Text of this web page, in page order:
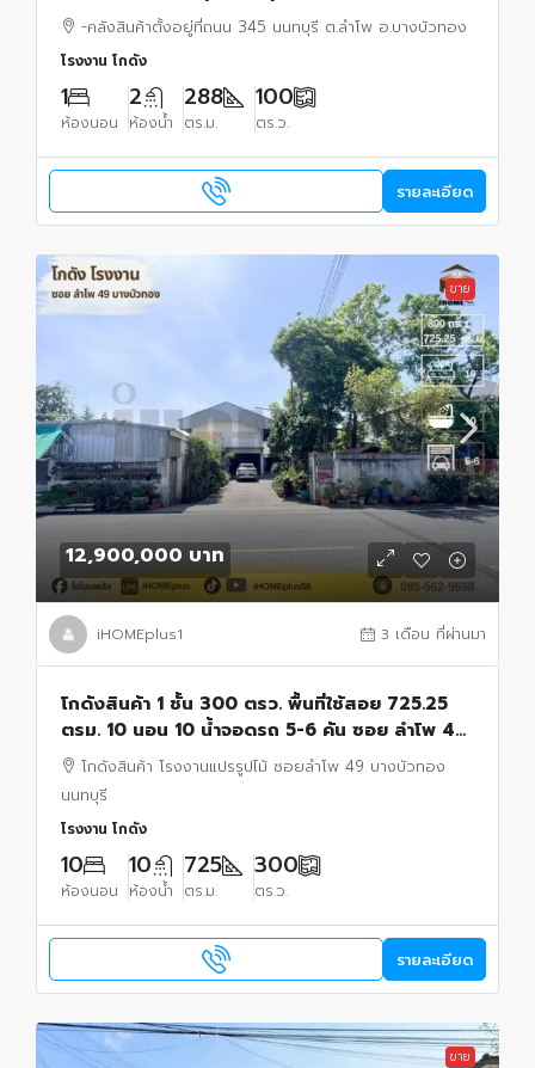
-คลังสินค้าตั้งอยู่ที่ถนน 345 นนทบุรี ต.ลำโพ อ.บางบัวทอง
โรงงาน โกดัง
1
ห้องนอน
2
ห้องน้ำ
288
ตร.ม.
100
ตร.ว.
รายละเอียด
ขาย
12,900,000 บาท
iHOMEplus1 3 เดือน ที่ผ่านมา
โกดังสินค้า 1 ชั้น 300 ตรว. พื้นที่ใช้สอย 725.25
ตรม. 10 นอน 10 น้ำจอดรถ 5-6 คัน ซอย ลำโพ 49
บางบัวทอง|ใกล้รถโรงเรียนสารสาสน์บางบัวทอง
โกดังสินค้า โรงงานแปรรูปไม้ ซอยลำโพ 49 บางบัวทอง
นนทบุรี
โรงงาน โกดัง
10
ห้องนอน
10
ห้องน้ำ
725
ตร.ม.
300
ตร.ว.
รายละเอียด
ขาย